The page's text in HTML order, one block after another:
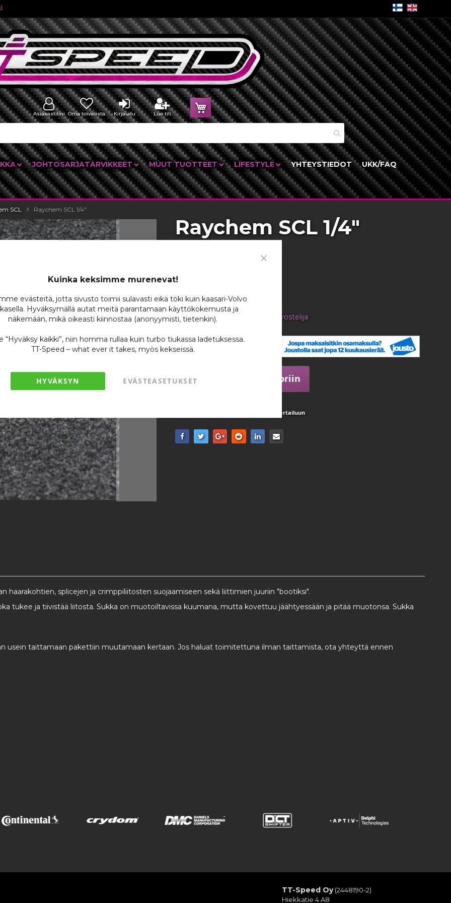
Kuinka keksimme murenevat!
evästeitä, jotta sivusto toimii sulavasti eikä töki kuin kaasari-Volvo
Hyväksymällä autat meitä parantamaan käyttökokemusta ja
näkemään, mikä oikeasti kiinnostaa (anonyymisti, tietenkin).
“Hyväksy kaikki”, niin homma rullaa kuin turbo tiukassa ladetuksessa.
TT-Speed – what ever it takes, myös kekseissä.
HYVÄKSYN EVÄSTEASETUKSET
Ostoskori
Asiakastilini Oma toivelista Kirjaudu Luo tili
JOHTOSARJATARVIKKEET MUUT TUOTTEET LIFESTYLE YHTEYSTIEDOT UKK/FAQ
SCL Raychem SCL 1/4"
Raychem SCL 1/4"
Tuotenumero:
Varastossa
Ole ensimmäinen tuotteen arvostelija
13,39 €
Lisää ostoskoriin
Lisää vertailuun
haarakohtien, splicejen ja crimppiliitosten suojaamiseen sekä liittimien juuriin "bootiksi".
tukee ja tiivistää liitosta. Sukka on muotoiltavissa kuumana, mutta kovettuu jäähtyessään ja pitää muotonsa. Sukka
usein taittamaan pakettiin muutamaan kertaan. Jos haluat toimitettuna ilman taittamista, ota yhteyttä ennen
TT-Speed Oy(2448190-2)
Hiekkatie 4 A8